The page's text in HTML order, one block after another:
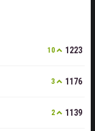
10 1223
3 1176
2 1139